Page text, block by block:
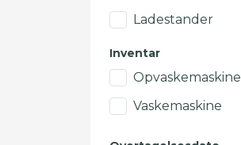
Ladestander
Inventar
Opvaskemaskine
Vaskemaskine